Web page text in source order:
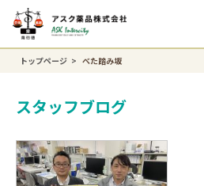
トップページ べた踏み坂
スタッフブログ